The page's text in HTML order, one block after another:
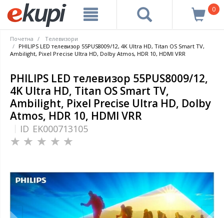
0
Почетна
Tелевизори
PHILIPS LED телевизор 55PUS8009/12, 4K Ultra HD, Titan OS Smart TV,
Ambilight, Pixel Precise Ultra HD, Dolby Atmos, HDR 10, HDMI VRR
PHILIPS LED телевизор 55PUS8009/12,
4K Ultra HD, Titan OS Smart TV,
Ambilight, Pixel Precise Ultra HD, Dolby
Atmos, HDR 10, HDMI VRR
ID EK000713105